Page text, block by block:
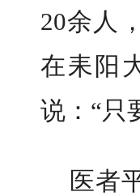
20余人
在耒阳
说：“只
医者